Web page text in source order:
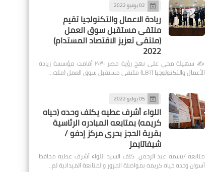
02 يونيو 2022
ريادة الاعمال والتكنولجيا تقيم
ملتقى مستقبل سوق العمل
(ملتقى تعزيز الاقتصاد المستدام)
2022
✍️ سهيلة محي على نهج رؤية مصر ٢٠٣٠ أقامت مؤسسة ريادة
الأعمال والتكنولوجيا (LBT) ملتقى مستقبل سوق العمل (ملت…
05 يوليو 2022
اللواء أشرف عطيه يكلف وحده (حياه
كريمه) بمتابعه المبادره الرئاسية
بقرية الحجز بحرى مركز إدفو /
شيفاتايمز
متابعه /بسمه عبد الرحمن كلف السيد اللواء أشرف عطيه محافظ
أسوان وحده حياه كريمه بمواصلة المرور والمتابعة الميدانية لم…